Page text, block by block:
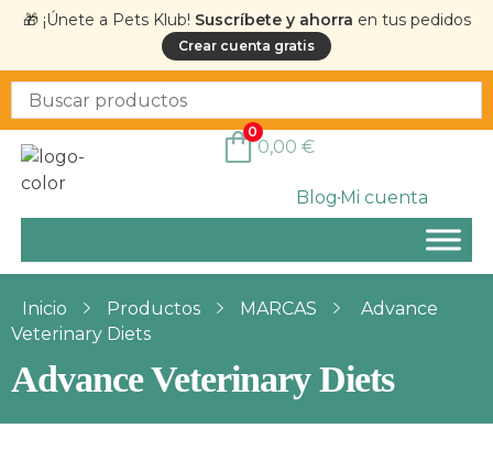
🎁 ¡Únete a Pets Klub! Suscríbete y ahorra en tus pedidos
Crear cuenta gratis
BlogMi cuenta
0
0,00 €
Inicio Productos MARCAS
Advance
Veterinary Diets
Advance Veterinary Diets